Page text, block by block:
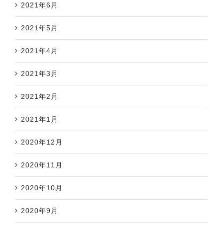
2021年6月
2021年5月
2021年4月
2021年3月
2021年2月
2021年1月
2020年12月
2020年11月
2020年10月
2020年9月